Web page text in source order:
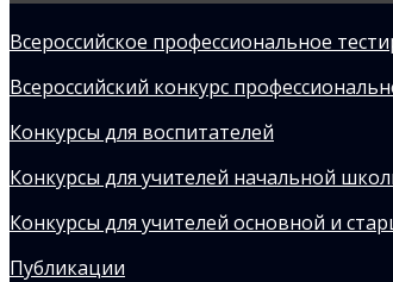
Всероссийское профессиональное
Всероссийский конкурс
Конкурсы для воспитателей
Конкурсы для учителей начальной
Конкурсы для учителей основной и
Публикации